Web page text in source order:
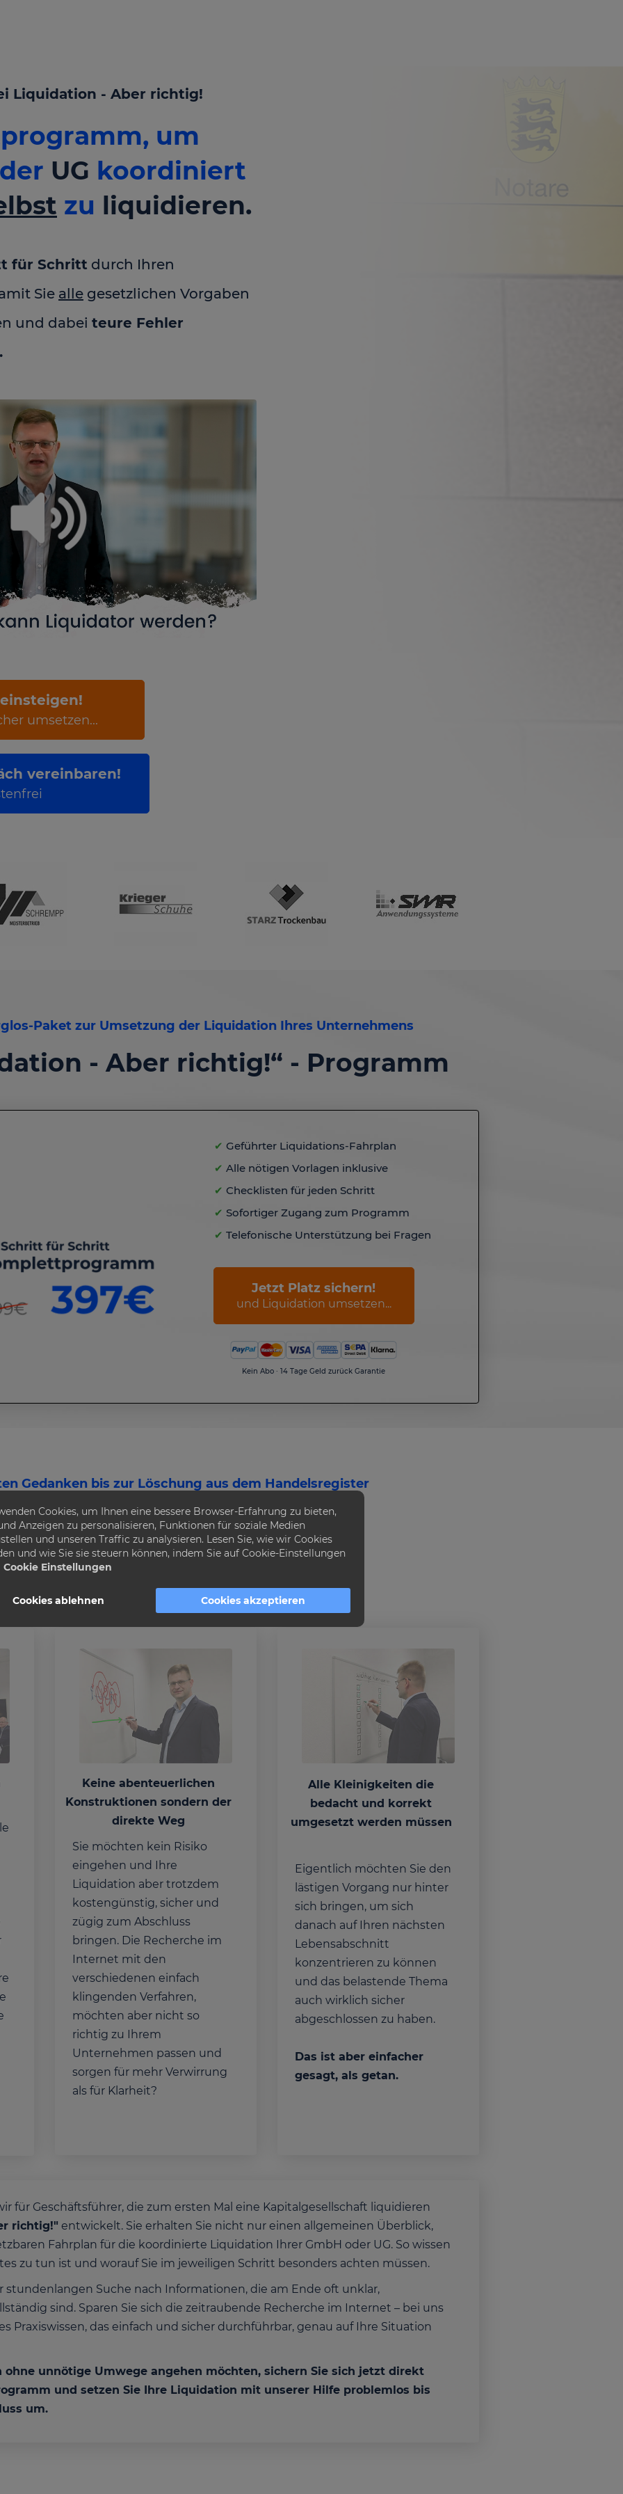
Liquidation - Aber richtig!
um
UG koordiniert
zu liquidieren.
für Schritt durch Ihren
Sie alle gesetzlichen Vorgaben
und dabei teure Fehler
umsetzen...
vereinbaren!
Paket zur Umsetzung der Liquidation Ihres Unternehmens
- Aber richtig!“ - Programm
✔ Geführter Liquidations-Fahrplan
✔ Alle nötigen Vorlagen inklusive
✔ Checklisten für jeden Schritt
✔ Sofortiger Zugang zum Programm
✔ Telefonische Unterstützung bei Fragen
Jetzt Platz sichern!
und Liquidation umsetzen...
Kein Abo · 14 Tage Geld zurück Garantie
Gedanken bis zur Löschung aus dem Handelsregister
für Schritt durch den
Liquidationzeitraum
Keine abenteuerlichen
Konstruktionen sondern der
direkte Weg
Sie möchten kein Risiko
eingehen und Ihre
Liquidation aber trotzdem
kostengünstig, sicher und
zügig zum Abschluss
bringen. Die Recherche im
Internet mit den
verschiedenen einfach
klingenden Verfahren,
möchten aber nicht so
richtig zu Ihrem
Unternehmen passen und
sorgen für mehr Verwirrung
als für Klarheit?
Alle Kleinigkeiten die
bedacht und korrekt
umgesetzt werden müssen
Eigentlich möchten Sie den
lästigen Vorgang nur hinter
sich bringen, um sich
danach auf Ihren nächsten
Lebensabschnitt
konzentrieren zu können
und das belastende Thema
auch wirklich sicher
abgeschlossen zu haben.
Das ist aber einfacher
gesagt, als getan.
für Geschäftsführer, die zum ersten Mal eine Kapitalgesellschaft liquidieren
richtig!" entwickelt. Sie erhalten Sie nicht nur einen allgemeinen Überblick,
Fahrplan für die koordinierte Liquidation Ihrer GmbH oder UG. So wissen
zu tun ist und worauf Sie im jeweiligen Schritt besonders achten müssen.
stundenlangen Suche nach Informationen, die am Ende oft unklar,
sind. Sparen Sie sich die zeitraubende Recherche im Internet – bei uns
Praxiswissen, das einfach und sicher durchführbar, genau auf Ihre Situation
ohne unnötige Umwege angehen möchten, sichern Sie sich jetzt direkt
und setzen Sie Ihre Liquidation mit unserer Hilfe problemlos bis
um.
Cookies, um Ihnen eine bessere Browser-Erfahrung zu bieten,
Anzeigen zu personalisieren, Funktionen für soziale Medien
und unseren Traffic zu analysieren. Lesen Sie, wie wir Cookies
und wie Sie sie steuern können, indem Sie auf Cookie-Einstellungen
Cookie Einstellungen
Cookies ablehnen Cookies akzeptieren